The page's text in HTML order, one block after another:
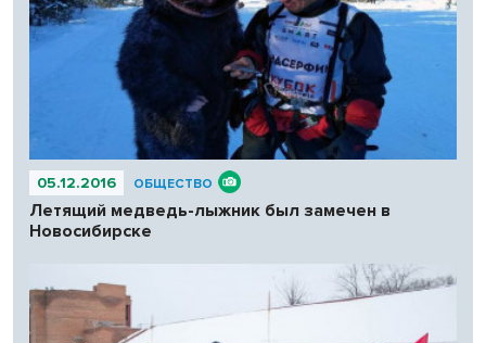
05.12.2016 ОБЩЕСТВО
Летящий медведь-лыжник был замечен в
Новосибирске